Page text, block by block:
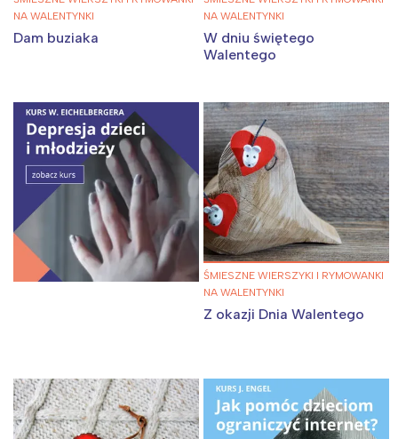
NA WALENTYNKI
Dam buziaka
NA WALENTYNKI
W dniu świętego
Walentego
ŚMIESZNE WIERSZYKI I RYMOWANKI
NA WALENTYNKI
Z okazji Dnia Walentego